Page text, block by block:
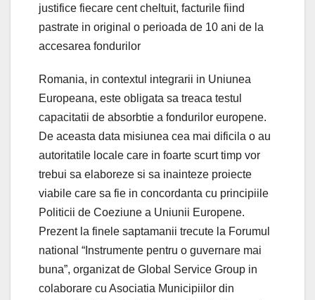
justifice fiecare cent cheltuit, facturile fiind
pastrate in original o perioada de 10 ani de la
accesarea fondurilor
Romania, in contextul integrarii in Uniunea
Europeana, este obligata sa treaca testul
capacitatii de absorbtie a fondurilor europene.
De aceasta data misiunea cea mai dificila o au
autoritatile locale care in foarte scurt timp vor
trebui sa elaboreze si sa inainteze proiecte
viabile care sa fie in concordanta cu principiile
Politicii de Coeziune a Uniunii Europene.
Prezent la finele saptamanii trecute la Forumul
national “Instrumente pentru o guvernare mai
buna”, organizat de Global Service Group in
colaborare cu Asociatia Municipiilor din